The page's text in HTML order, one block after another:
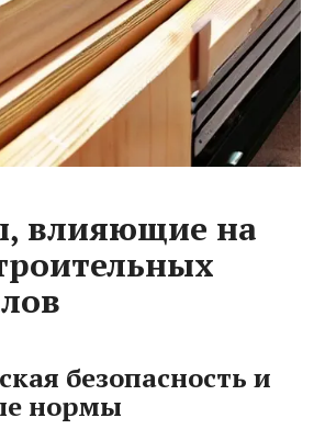
влияющие на
безопасность и
нормы